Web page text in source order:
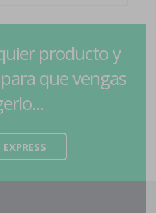
producto y
que vengas